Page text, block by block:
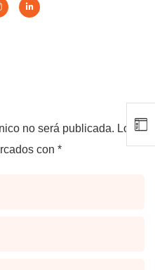
no será publicada. Los
con *